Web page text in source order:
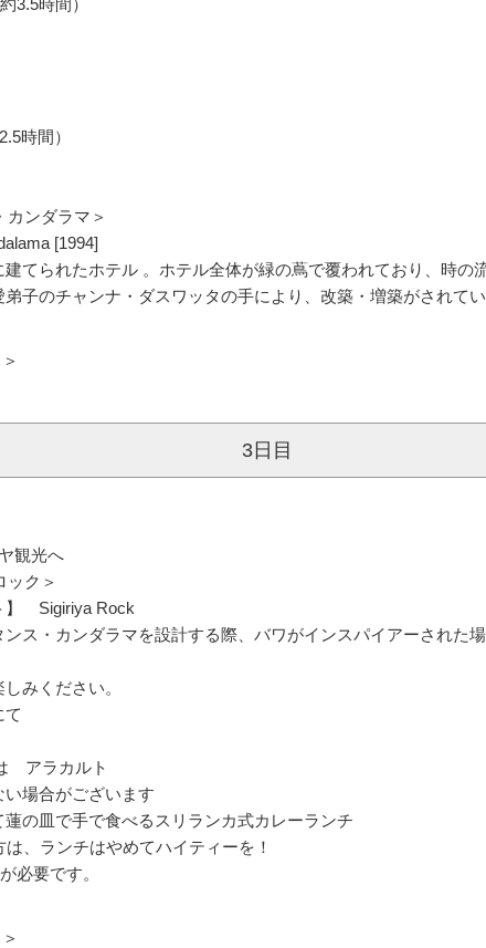
3.5時間）
時間）
ンダラマ＞
[1994]
てられたホテル 。ホテル全体が緑の蔦で覆われており、時の
子のチャンナ・ダスワッタの手により、改築・増築がされて
3日目
観光へ
ック＞
】 Sigiriya Rock
ス・カンダラマを設計する際、バワがインスパイアーされた場
みください。
て
アラカルト
場合がございます
の皿で手で食べるスリランカ式カレーランチ
、ランチはやめてハイティーを！
必要です。